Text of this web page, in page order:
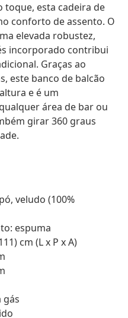
toque, esta cadeira de
conforto de assento. O
elevada robustez,
incorporado contribui
Graças ao
este banco de balcão
e é um
área de bar ou
girar 360 graus
veludo (100%
espuma
cm (L x P x A)
gás